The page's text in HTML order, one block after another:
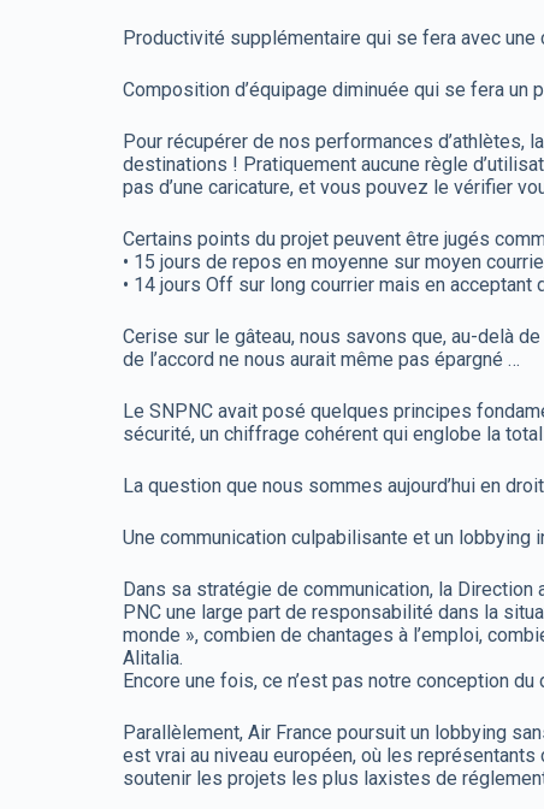
Productivité supplémentaire qui se fera avec une
Composition d’équipage diminuée qui se fera
Pour récupérer de nos performances
destinations ! Pratiquement aucune règle
pas d’une caricature, et vous pouvez le vérifier
Certains points du projet peuvent être jugés
• 15 jours de repos en moyenne sur moyen
• 14 jours Off sur long courrier mais en acceptant
Cerise sur le gâteau, nous savons que, au-delà
de l’accord ne nous aurait même pas épargné …
Le SNPNC avait posé quelques principes
sécurité, un chiffrage cohérent qui englobe la
La question que nous sommes aujourd’hui en
Une communication culpabilisante et un lobbying
Dans sa stratégie de communication, la
PNC une large part de responsabilité dans la
monde », combien de chantages à l’emploi,
Alitalia.
Encore une fois, ce n’est pas notre conception du
Parallèlement, Air France poursuit un lobbying
est vrai au niveau européen, où les
soutenir les projets les plus laxistes de